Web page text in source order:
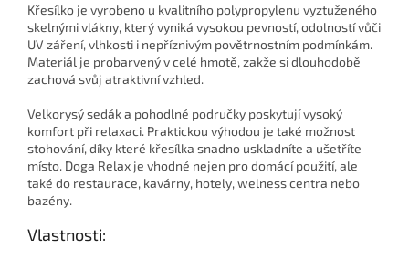
Křesílko je vyrobeno u kvalitního polypropylenu vyztuženého
skelnými vlákny, který vyniká vysokou pevností, odolností vůči
UV záření, vlhkosti i nepříznivým povětrnostním podmínkám.
Materiál je probarvený v celé hmotě, zakže si dlouhodobě
zachová svůj atraktivní vzhled.
Velkorysý sedák a pohodlné područky poskytují vysoký
komfort při relaxaci. Praktickou výhodou je také možnost
stohování, díky které křesílka snadno uskladníte a ušetříte
místo. Doga Relax je vhodné nejen pro domácí použití, ale
také do restaurace, kavárny, hotely, welness centra nebo
bazény.
Vlastnosti: